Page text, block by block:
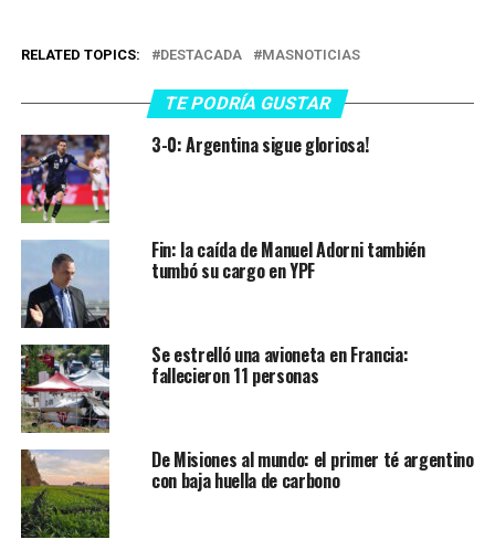
RELATED TOPICS: DESTACADA MASNOTICIAS
TE PODRÍA GUSTAR
3-0: Argentina sigue gloriosa!
Fin: la caída de Manuel Adorni también
tumbó su cargo en YPF
Se estrelló una avioneta en Francia:
fallecieron 11 personas
De Misiones al mundo: el primer té argentino
con baja huella de carbono